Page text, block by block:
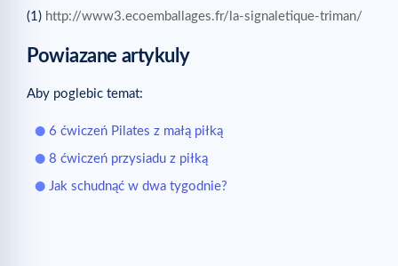
(1) http://www3.ecoemballages.fr/la-signaletique-triman/
Powiazane artykuly
Aby poglebic temat:
6 ćwiczeń Pilates z małą piłką
8 ćwiczeń przysiadu z piłką
Jak schudnąć w dwa tygodnie?